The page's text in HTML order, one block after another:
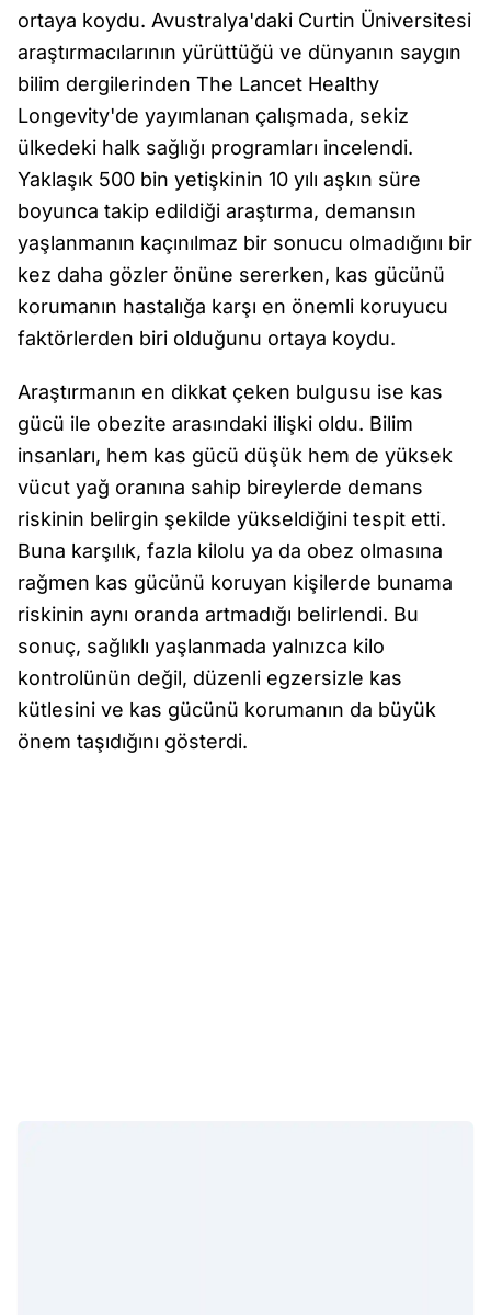
ortaya koydu. Avustralya'daki Curtin Üniversitesi
araştırmacılarının yürüttüğü ve dünyanın saygın
bilim dergilerinden The Lancet Healthy
Longevity'de yayımlanan çalışmada, sekiz
ülkedeki halk sağlığı programları incelendi.
Yaklaşık 500 bin yetişkinin 10 yılı aşkın süre
boyunca takip edildiği araştırma, demansın
yaşlanmanın kaçınılmaz bir sonucu olmadığını bir
kez daha gözler önüne sererken, kas gücünü
korumanın hastalığa karşı en önemli koruyucu
faktörlerden biri olduğunu ortaya koydu.
Araştırmanın en dikkat çeken bulgusu ise kas
gücü ile obezite arasındaki ilişki oldu. Bilim
insanları, hem kas gücü düşük hem de yüksek
vücut yağ oranına sahip bireylerde demans
riskinin belirgin şekilde yükseldiğini tespit etti.
Buna karşılık, fazla kilolu ya da obez olmasına
rağmen kas gücünü koruyan kişilerde bunama
riskinin aynı oranda artmadığı belirlendi. Bu
sonuç, sağlıklı yaşlanmada yalnızca kilo
kontrolünün değil, düzenli egzersizle kas
kütlesini ve kas gücünü korumanın da büyük
önem taşıdığını gösterdi.